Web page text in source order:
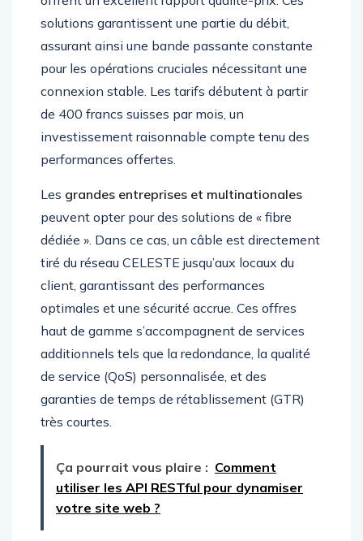
solutions garantissent une partie du débit,
assurant ainsi une bande passante constante
pour les opérations cruciales nécessitant une
connexion stable. Les tarifs débutent à partir
de 400 francs suisses par mois, un
investissement raisonnable compte tenu des
performances offertes.
Les grandes entreprises et multinationales
peuvent opter pour des solutions de « fibre
dédiée ». Dans ce cas, un câble est directement
tiré du réseau CELESTE jusqu’aux locaux du
client, garantissant des performances
optimales et une sécurité accrue. Ces offres
haut de gamme s’accompagnent de services
additionnels tels que la redondance, la qualité
de service (QoS) personnalisée, et des
garanties de temps de rétablissement (GTR)
très courtes.
Ça pourrait vous plaire : Comment
utiliser les API RESTful pour dynamiser
votre site web ?